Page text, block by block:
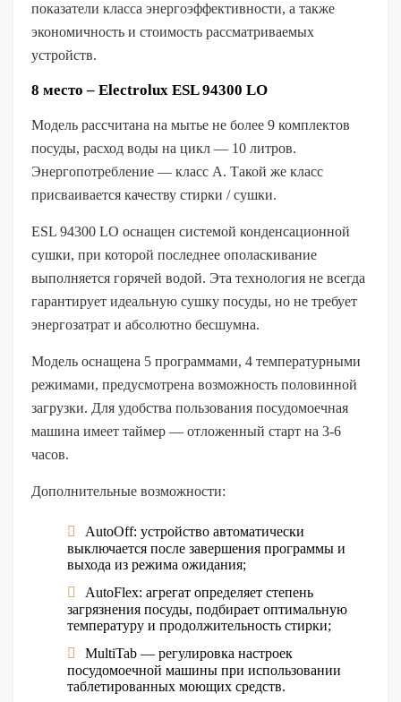
показатели класса энергоэффективности, а также
экономичность и стоимость рассматриваемых
устройств.
8 место – Electrolux ESL 94300 LO
Модель рассчитана на мытье не более 9 комплектов
посуды, расход воды на цикл — 10 литров.
Энергопотребление — класс А. Такой же класс
присваивается качеству стирки / сушки.
ESL 94300 LO оснащен системой конденсационной
сушки, при которой последнее ополаскивание
выполняется горячей водой. Эта технология не всегда
гарантирует идеальную сушку посуды, но не требует
энергозатрат и абсолютно бесшумна.
Модель оснащена 5 программами, 4 температурными
режимами, предусмотрена возможность половинной
загрузки. Для удобства пользования посудомоечная
машина имеет таймер — отложенный старт на 3-6
часов.
Дополнительные возможности:
AutoOff: устройство автоматически
выключается после завершения программы и
выхода из режима ожидания;
AutoFlex: агрегат определяет степень
загрязнения посуды, подбирает оптимальную
температуру и продолжительность стирки;
MultiTab — регулировка настроек
посудомоечной машины при использовании
таблетированных моющих средств.